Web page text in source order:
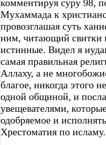
комментируя суру 98,
Мухаммада к
провозглашая суть
ним, читающий свитки
истинные. Видел я
самая правильная
Аллаху, а не
благое, никогда этого
одной общиной, и
увещевателями,
одобряемое и
Хрестоматия по